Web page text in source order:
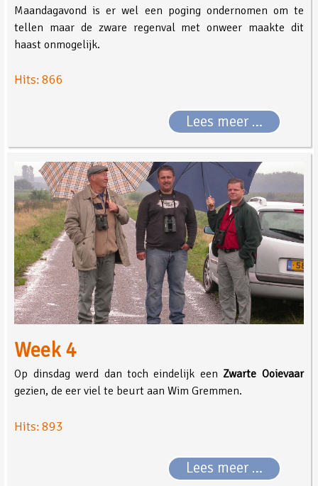
Maandagavond is er wel een poging ondernomen om te
tellen maar de zware regenval met onweer maakte dit
haast onmogelijk.
Hits: 866
Lees meer …
Week 4
Op dinsdag werd dan toch eindelijk een Zwarte Ooievaar
gezien, de eer viel te beurt aan Wim Gremmen.
Hits: 893
Lees meer …